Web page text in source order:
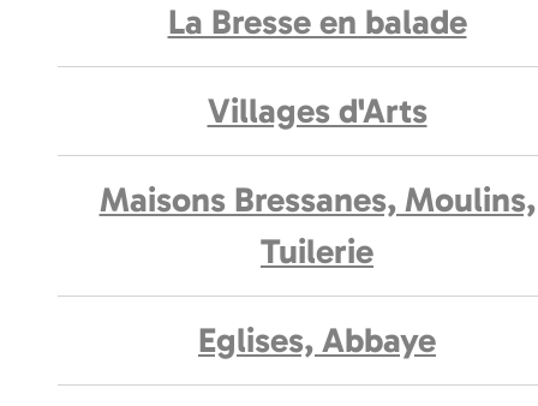
La Bresse en balade
Villages d'Arts
Maisons Bressanes, Moulins,
Tuilerie
Eglises, Abbaye